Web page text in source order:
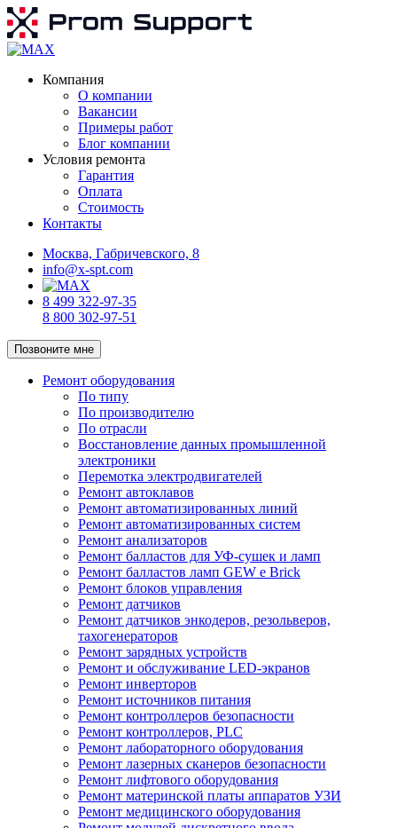
Компания
О компании
Вакансии
Примеры работ
Блог компании
Условия ремонта
Гарантия
Оплата
Стоимость
Контакты
Москва, Габричевского, 8
info@x-spt.com
8 499 322-97-35
8 800 302-97-51
Позвоните мне
Ремонт оборудования
По типу
По производителю
По отрасли
Восстановление данных промышленной
электроники
Перемотка электродвигателей
Ремонт автоклавов
Ремонт автоматизированных линий
Ремонт автоматизированных систем
Ремонт анализаторов
Ремонт балластов для УФ-сушек и ламп
Ремонт балластов ламп GEW e Brick
Ремонт блоков управления
Ремонт датчиков
Ремонт датчиков энкодеров, резольверов,
тахогенераторов
Ремонт зарядных устройств
Ремонт и обслуживание LED-экранов
Ремонт инверторов
Ремонт источников питания
Ремонт контроллеров безопасности
Ремонт контроллеров, PLC
Ремонт лабораторного оборудования
Ремонт лазерных сканеров безопасности
Ремонт лифтового оборудования
Ремонт материнской платы аппаратов УЗИ
Ремонт медицинского оборудования